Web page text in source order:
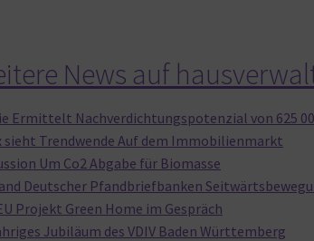
News auf
Ermittelt Nachverdichtungspotenzial von 625
sieht Trendwende Auf dem Immobilienmarkt
Um Co2 Abgabe für Biomasse
Deutscher Pfandbriefbanken
Projekt Green Home im Gespräch
Jubiläum des VDIV Baden Württemberg